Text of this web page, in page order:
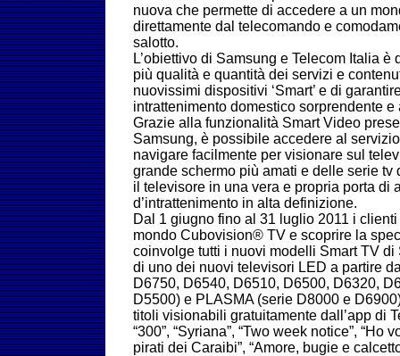
nuova che permette di accedere a un
direttamente dal telecomando e
salotto.
L’obiettivo di Samsung e Telecom Italia
più qualità e quantità dei servizi e
nuovissimi dispositivi ‘Smart’ e di
intrattenimento domestico sorprendente
Grazie alla funzionalità Smart Video
Samsung, è possibile accedere al
navigare facilmente per visionare sul
grande schermo più amati e delle serie tv
il televisore in una vera e propria porta di
d’intrattenimento in alta definizione.
Dal 1 giugno fino al 31 luglio 2011 i
mondo Cubovision® TV e scoprire la
coinvolge tutti i nuovi modelli Smart TV di
di uno dei nuovi televisori LED a partire
D6750, D6540, D6510, D6500, D6320,
D5500) e PLASMA (serie D8000 e
titoli visionabili gratuitamente dall’app di
“300”, “Syriana”, “Two week notice”, “Ho
pirati dei Caraibi”, “Amore, bugie e